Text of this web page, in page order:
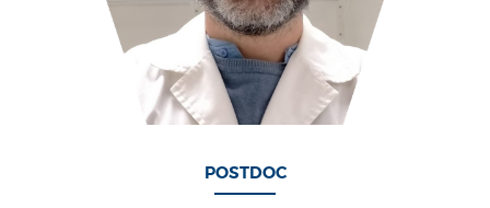
POSTDOC